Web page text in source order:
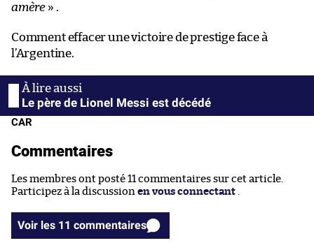
amère » .
Comment effacer une victoire de prestige face à
l’Argentine.
Le père de Lionel Messi est décédé
CAR
Commentaires
Les membres ont posté 11 commentaires sur cet article.
Participez à la discussion en vous connectant
Voir les 11 commentaires